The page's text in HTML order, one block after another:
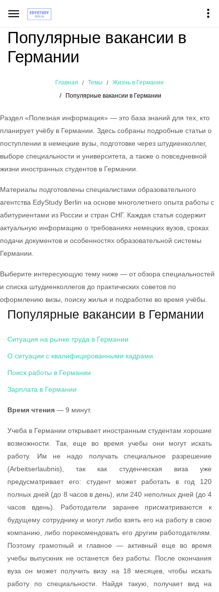
Популярные вакансии в
Германии
Главная Темы
Жизнь в Германии
Популярные вакансии в Германии
Раздел «Полезная информация» — это база знаний для тех, кто
планирует учёбу в Германии. Здесь собраны подробные статьи о
поступлении в немецкие вузы, подготовке через штудиенколлег,
выборе специальности и университета, а также о повседневной
жизни иностранных студентов в Германии.
Материалы подготовлены специалистами образовательного
агентства EdyStudy Berlin на основе многолетнего опыта работы с
абитуриентами из России и стран СНГ. Каждая статья содержит
актуальную информацию о требованиях немецких вузов, сроках
подачи документов и особенностях образовательной системы
Германии.
Выберите интересующую тему ниже — от обзора специальностей
и списка штудиенколлегов до практических советов по
оформлению визы, поиску жилья и подработке во время учёбы.
Популярные вакансии в Германии
Ситуация на рынке труда в Германии
О ситуации с квалифицированными кадрами
Поиск работы в Германии
Зарплата в Германии
Время чтения — 9 минут.
Учеба в Германии открывает иностранным студентам хорошие
возможности. Так, еще во время учебы они могут искать
работу. Им не надо получать специальное разрешение
(Arbeitserlaubnis), так как студенческая виза уже
предусматривает его: студент может работать в год 120
полных дней (до 8 часов в день), или 240 неполных дней (до 4
часов вдень). Работодатели заранее присматриваются к
будущему сотруднику и могут либо взять его на работу в свою
компанию, либо порекомендовать его другим работодателям.
Поэтому грамотный и главное — активный еще во время
учебы выпускник не останется без работы. После окончания
вуза он может получить визу на 18 месяцев, чтобы искать
работу по специальности. Найдя такую, получает вид на